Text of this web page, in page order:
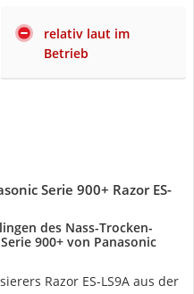
relativ laut im
Betrieb
Serie 900+ Razor ES-
des Nass-Trocken-
900+ von Panasonic
Razor ES-LS9A aus der